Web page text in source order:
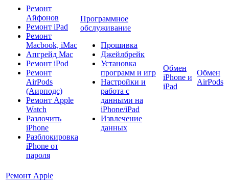
Ремонт
Айфонов
Ремонт iPad
Ремонт
Macbook, iMac
Апгрейд Mac
Ремонт iPod
Ремонт
AirPods
(Аирподс)
Ремонт Apple
Watch
Разлочить
iPhone
Разблокировка
iPhone от
пароля
Программное
обслуживание
Прошивка
Джейлбрейк
Установка
программ и игр
Настройки и
работа с
данными на
iPhone/iPad
Извлечение
данных
Обмен
iPhone и
iPad
Обмен
AirPods
Ремонт Apple